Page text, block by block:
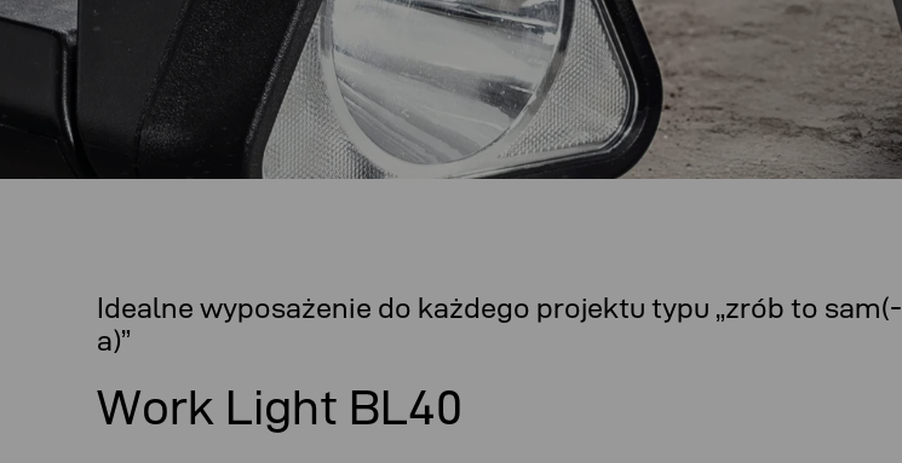
Idealne wyposażenie do każdego projektu typu „zrób to sam(-
a)”
Work Light BL40